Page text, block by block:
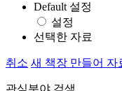
Default 설정
설정
선택한 자료
취소 새 책장 만들어 자